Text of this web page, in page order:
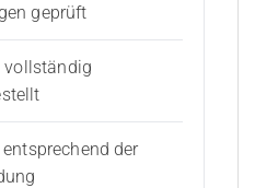
geprüft
vollständig
der